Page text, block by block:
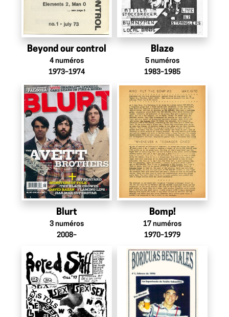
Beyond our control
4 numéros
1973–1974
Blaze
5 numéros
1983–1985
Blurt
3 numéros
2008–
Bomp!
17 numéros
1970–1979